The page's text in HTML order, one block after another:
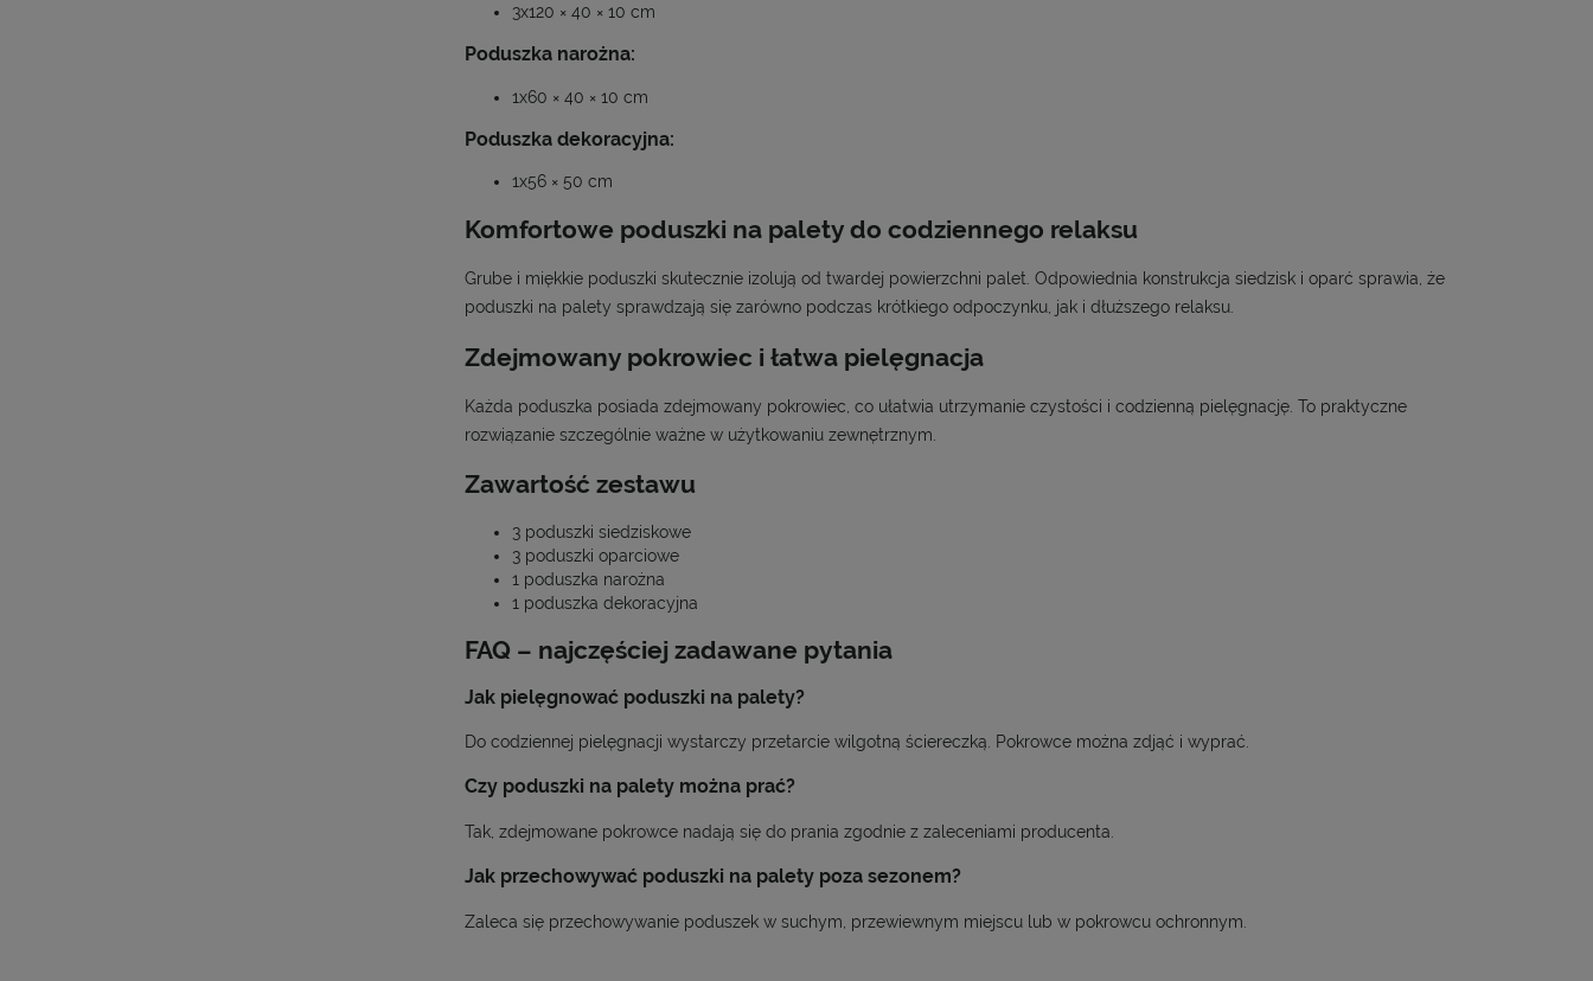
3x120 × 40 × 10 cm
Poduszka narożna:
1x60 × 40 × 10 cm
Poduszka dekoracyjna:
1x56 × 50 cm
Komfortowe poduszki na palety do codziennego relaksu
Grube i miękkie poduszki skutecznie izolują od twardej powierzchni palet. Odpowiednia konstrukcja siedzisk i oparć sprawia, że
poduszki na palety sprawdzają się zarówno podczas krótkiego odpoczynku, jak i dłuższego relaksu.
Zdejmowany pokrowiec i łatwa pielęgnacja
Każda poduszka posiada zdejmowany pokrowiec, co ułatwia utrzymanie czystości i codzienną pielęgnację. To praktyczne
rozwiązanie szczególnie ważne w użytkowaniu zewnętrznym.
Zawartość zestawu
3 poduszki siedziskowe
3 poduszki oparciowe
1 poduszka narożna
1 poduszka dekoracyjna
FAQ – najczęściej zadawane pytania
Jak pielęgnować poduszki na palety?
Do codziennej pielęgnacji wystarczy przetarcie wilgotną ściereczką. Pokrowce można zdjąć i wyprać.
Czy poduszki na palety można prać?
Tak, zdejmowane pokrowce nadają się do prania zgodnie z zaleceniami producenta.
Jak przechowywać poduszki na palety poza sezonem?
Zaleca się przechowywanie poduszek w suchym, przewiewnym miejscu lub w pokrowcu ochronnym.